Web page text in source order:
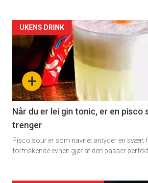
Forsiden
akkurat
nå
-
2
+
UKENS DRINK
Når du er lei gin tonic, er en pisco
trenger
Pisco sour er som navnet antyder en svært
forfriskende evnen gjør at den passer